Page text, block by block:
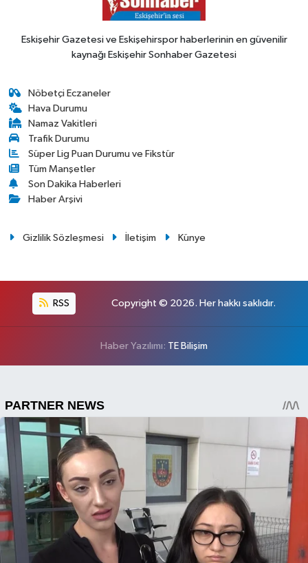
Eskişehir Gazetesi ve Eskişehirspor haberlerinin en güvenilir
kaynağı Eskişehir Sonhaber Gazetesi
Nöbetçi Eczaneler
Hava Durumu
Namaz Vakitleri
Trafik Durumu
Süper Lig Puan Durumu ve Fikstür
Tüm Manşetler
Son Dakika Haberleri
Haber Arşivi
Gizlilik Sözleşmesi İletişim Künye
RSS Copyright © 2026. Her hakkı saklıdır.
Haber Yazılımı: TE Bilişim